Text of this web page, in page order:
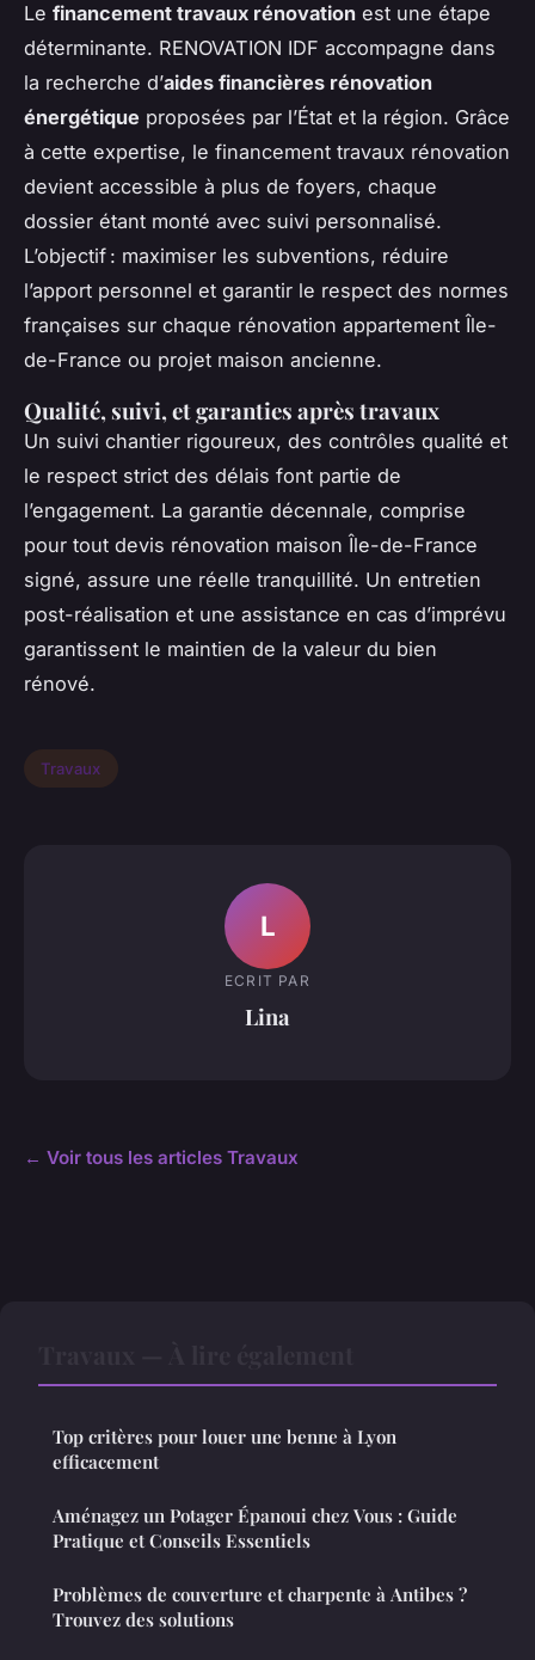
Le financement travaux rénovation est une étape
déterminante. RENOVATION IDF accompagne dans
la recherche d’aides financières rénovation
énergétique proposées par l’État et la région. Grâce
à cette expertise, le financement travaux rénovation
devient accessible à plus de foyers, chaque
dossier étant monté avec suivi personnalisé.
L’objectif : maximiser les subventions, réduire
l’apport personnel et garantir le respect des normes
françaises sur chaque rénovation appartement Île-
de-France ou projet maison ancienne.
Qualité, suivi, et garanties après travaux
Un suivi chantier rigoureux, des contrôles qualité et
le respect strict des délais font partie de
l’engagement. La garantie décennale, comprise
pour tout devis rénovation maison Île-de-France
signé, assure une réelle tranquillité. Un entretien
post-réalisation et une assistance en cas d’imprévu
garantissent le maintien de la valeur du bien
rénové.
Travaux
L
ECRIT PAR
Lina
← Voir tous les articles Travaux
Top critères pour louer une benne à Lyon
efficacement
Aménagez un Potager Épanoui chez Vous : Guide
Pratique et Conseils Essentiels
Problèmes de couverture et charpente à Antibes ?
Trouvez des solutions